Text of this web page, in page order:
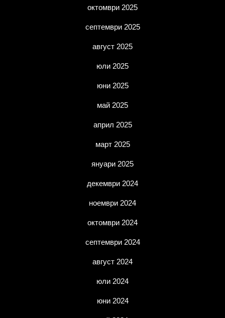
октомври 2025
септември 2025
август 2025
юли 2025
юни 2025
май 2025
април 2025
март 2025
януари 2025
декември 2024
ноември 2024
октомври 2024
септември 2024
август 2024
юли 2024
юни 2024